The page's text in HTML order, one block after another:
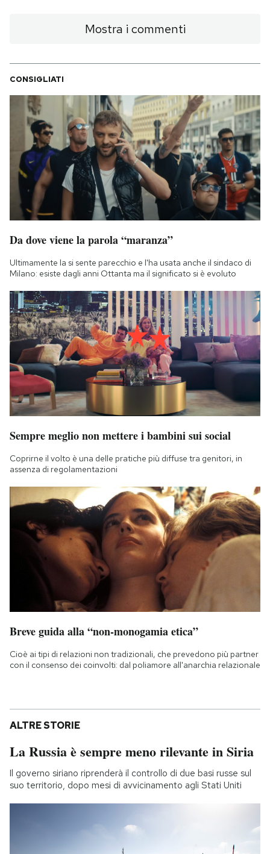
Mostra i commenti
CONSIGLIATI
Da dove viene la parola “maranza”
Ultimamente la si sente parecchio e l'ha usata anche il sindaco di
Milano: esiste dagli anni Ottanta ma il significato si è evoluto
Sempre meglio non mettere i bambini sui social
Coprirne il volto è una delle pratiche più diffuse tra genitori, in
assenza di regolamentazioni
Breve guida alla “non-monogamia etica”
Cioè ai tipi di relazioni non tradizionali, che prevedono più partner
con il consenso dei coinvolti: dal poliamore all'anarchia relazionale
ALTRE STORIE
La Russia è sempre meno rilevante in Siria
Il governo siriano riprenderà il controllo di due basi russe sul
suo territorio, dopo mesi di avvicinamento agli Stati Uniti